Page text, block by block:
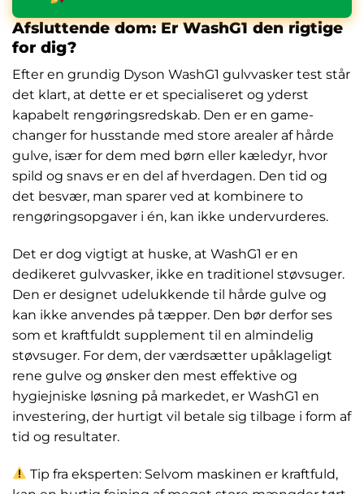
Afsluttende dom: Er WashG1 den rigtige
for dig?
Efter en grundig Dyson WashG1 gulvvasker test står
det klart, at dette er et specialiseret og yderst
kapabelt rengøringsredskab. Den er en game-
changer for husstande med store arealer af hårde
gulve, især for dem med børn eller kæledyr, hvor
spild og snavs er en del af hverdagen. Den tid og
det besvær, man sparer ved at kombinere to
rengøringsopgaver i én, kan ikke undervurderes.
Det er dog vigtigt at huske, at WashG1 er en
dedikeret gulvvasker, ikke en traditionel støvsuger.
Den er designet udelukkende til hårde gulve og
kan ikke anvendes på tæpper. Den bør derfor ses
som et kraftfuldt supplement til en almindelig
støvsuger. For dem, der værdsætter upåklageligt
rene gulve og ønsker den mest effektive og
hygiejniske løsning på markedet, er WashG1 en
investering, der hurtigt vil betale sig tilbage i form af
tid og resultater.
Tip fra eksperten: Selvom maskinen er kraftfuld,